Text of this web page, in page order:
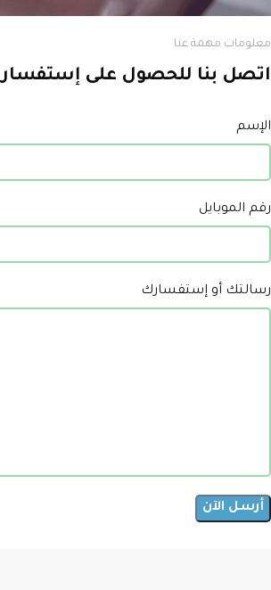
معلومات مهمة عنا
اتصل بنا للحصول على إستفسار
الإسم
رقم الموبايل
رسالتك أو إستفسارك